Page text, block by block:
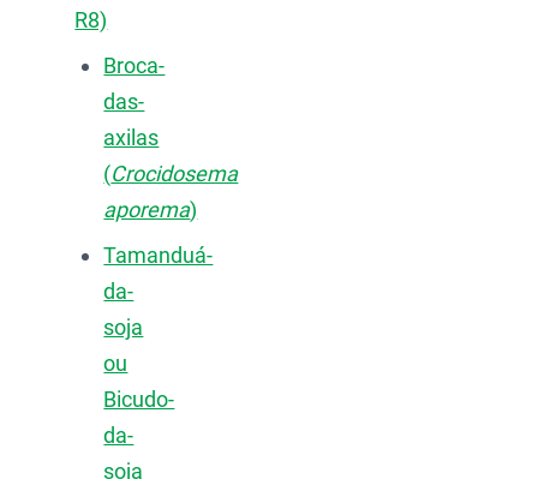
R8)
Broca-
das-
axilas
(Crocidosema
aporema)
Tamanduá-
da-
soja
ou
Bicudo-
da-
soja